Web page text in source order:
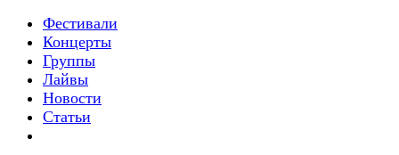
Фестивали
Концерты
Группы
Лайвы
Новости
Статьи